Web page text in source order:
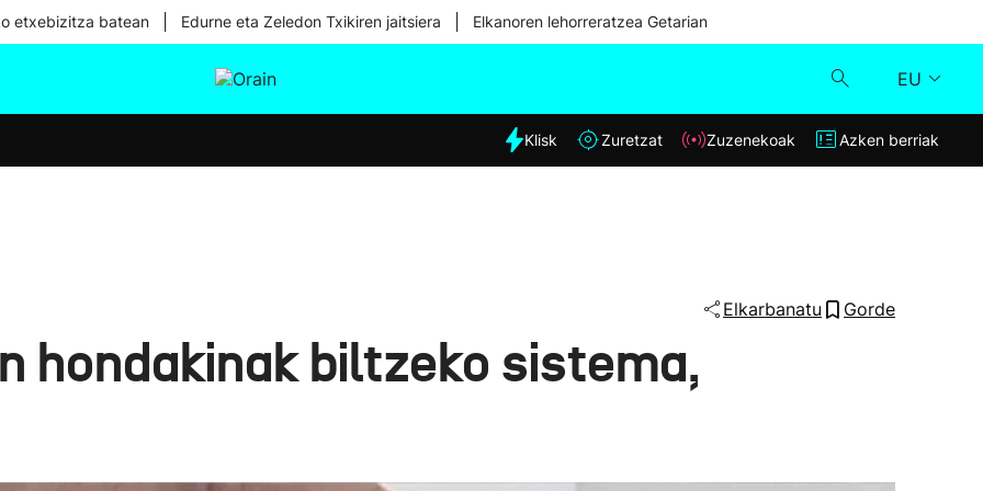
etxebizitza batean Edurne eta Zeledon Txikiren jaitsiera Elkanoren lehorreratzea Getarian
EU
Eguraldia
Klisk
Klisk Zuretzat Zuzenekoak Azken berriak
Elkarbanatu Gorde
hondakinak biltzeko sistema,